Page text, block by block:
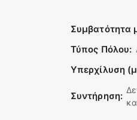
Συμβατότητα
Τύπος Πόλου:
Υπερχίλυση
Συντήρηση: